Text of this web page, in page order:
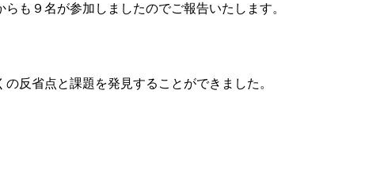
も９名が参加しましたのでご報告いたします。
反省点と課題を発見することができました。